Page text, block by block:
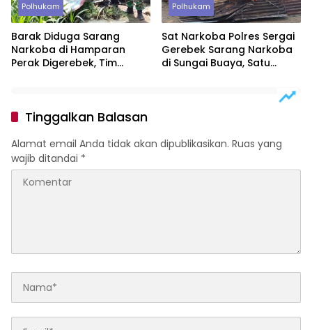
Polhukam
Barak Diduga Sarang
Narkoba di Hamparan
Perak Digerebek, Tim
Polhukam
Sat Narkoba Polres Sergai
Gerebek Sarang Narkoba
di Sungai Buaya, Satu
Tinggalkan Balasan
Alamat email Anda tidak akan dipublikasikan. Ruas yang
wajib ditandai *